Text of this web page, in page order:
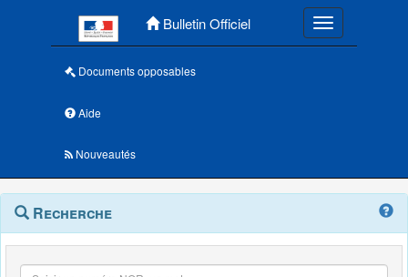
Bulletin Officiel Toggle
Documents opposables
Aide
Nouveautés
Navigation
outils
Menu
contextuel
Recherche